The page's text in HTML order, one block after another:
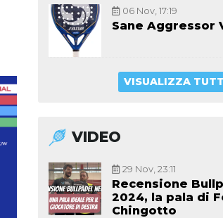
06 Nov, 17:19
Sane Aggressor
VISUALIZZA
VIDEO
29 Nov, 23:11
Recensione
2024, la pala di
Chingotto